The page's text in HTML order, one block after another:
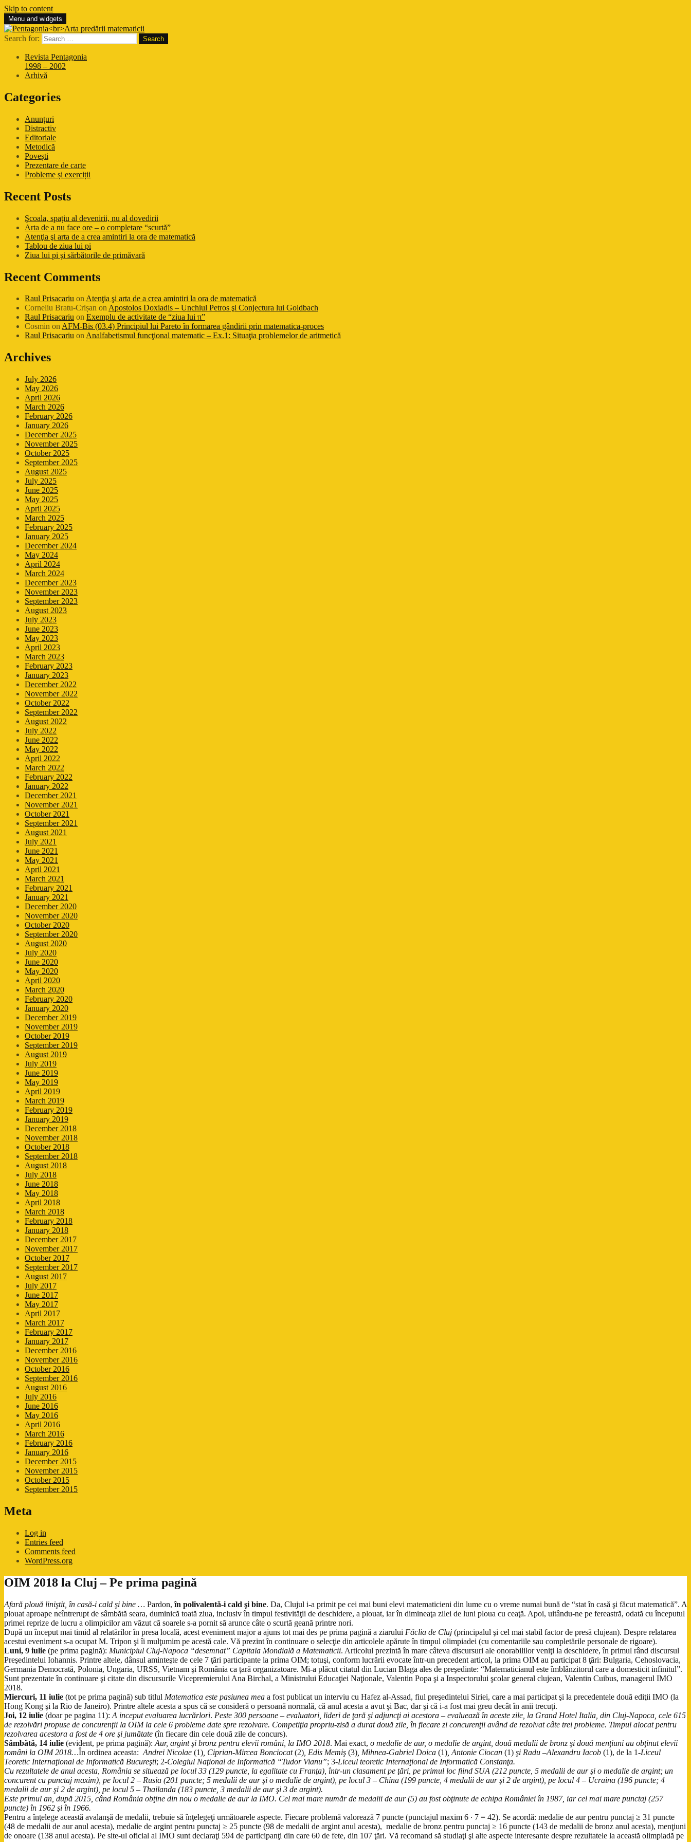
Skip to content
Pentagonia
Arta predării matematicii
Menu and widgets
Search for:
Revista Pentagonia
1998 – 2002
Arhivă
Categories
Anunțuri
Distractiv
Editoriale
Metodică
Povești
Prezentare de carte
Probleme și exerciții
Recent Posts
Şcoala, spațiu al devenirii, nu al dovedirii
Arta de a nu face ore – o completare “scurtă”
Atenţia şi arta de a crea amintiri la ora de matematică
Tablou de ziua lui pi
Ziua lui pi şi sărbătorile de primăvară
Recent Comments
Raul Prisacariu onAtenţia şi arta de a crea amintiri la ora de matematică
Corneliu Bratu-Crișan onApostolos Doxiadis – Unchiul Petros şi Conjectura lui Goldbach
Raul Prisacariu on Exemplu de activitate de “ziua lui π”
Cosmin onAFM-Bis (03.4) Principiul lui Pareto în formarea gândirii prin matematica-proces
Raul Prisacariu onAnalfabetismul funcţional matematic – Ex.1: Situaţia problemelor de aritmetică
Archives
July 2026
May 2026
April 2026
March 2026
February 2026
January 2026
December 2025
November 2025
October 2025
September 2025
August 2025
July 2025
June 2025
May 2025
April 2025
March 2025
February 2025
January 2025
December 2024
May 2024
April 2024
March 2024
December 2023
November 2023
September 2023
August 2023
July 2023
June 2023
May 2023
April 2023
March 2023
February 2023
January 2023
December 2022
November 2022
October 2022
September 2022
August 2022
July 2022
June 2022
May 2022
April 2022
March 2022
February 2022
January 2022
December 2021
November 2021
October 2021
September 2021
August 2021
July 2021
June 2021
May 2021
April 2021
March 2021
February 2021
January 2021
December 2020
November 2020
October 2020
September 2020
August 2020
July 2020
June 2020
May 2020
April 2020
March 2020
February 2020
January 2020
December 2019
November 2019
October 2019
September 2019
August 2019
July 2019
June 2019
May 2019
April 2019
March 2019
February 2019
January 2019
December 2018
November 2018
October 2018
September 2018
August 2018
July 2018
June 2018
May 2018
April 2018
March 2018
February 2018
January 2018
December 2017
November 2017
October 2017
September 2017
August 2017
July 2017
June 2017
May 2017
April 2017
March 2017
February 2017
January 2017
December 2016
November 2016
October 2016
September 2016
August 2016
July 2016
June 2016
May 2016
April 2016
March 2016
February 2016
January 2016
December 2015
November 2015
October 2015
September 2015
Meta
Log in
Entries feed
Comments feed
WordPress.org
OIM 2018 la Cluj – Pe prima pagină
Afară plouă liniştit, în casă-i cald şi bine … Pardon,în polivalentă-i cald şi bine. Da, Clujul i-a primit pe cei mai buni elevi matematicieni din lume cu o vreme numai bună de “stat în casă şi făcut matematică”. A
plouat aproape neîntrerupt de sâmbătă seara, duminică toată ziua, inclusiv în timpul festivităţii de deschidere, a plouat, iar în dimineaţa zilei de luni ploua cu ceaţă. Apoi, uitându-ne pe fereastră, odată cu începutul
primei reprize de lucru a olimpicilor am văzut că soarele s-a pornit să arunce câte o scurtă geană printre nori.
După un început mai timid al relatărilor în presa locală, acest eveniment major a ajuns tot mai des pe prima pagină a ziarului Făclia de Cluj (principalul şi cel mai stabil factor de presă clujean). Despre relatarea
acestui eveniment s-a ocupat M. Tripon şi îi mulţumim pe acestă cale. Vă prezint în continuare o selecţie din articolele apărute în timpul olimpiadei (cu comentariile sau completările personale de rigoare).
Luni, 9 iulie (pe prima pagină): Municipiul Cluj-Napoca “desemnat” Capitala Mondială a Matematicii. Articolul prezintă în mare câteva discursuri ale onorabililor veniţi la deschidere, în primul rând discursul
Preşedintelui Iohannis. Printre altele, dânsul aminteşte de cele 7 ţări participante la prima OIM; totuşi, conform lucrării evocate într-un precedent articol, la prima OIM au participat 8 ţări: Bulgaria, Cehoslovacia,
Germania Democrată, Polonia, Ungaria, URSS, Vietnam şi România ca ţară organizatoare. Mi-a plăcut citatul din Lucian Blaga ales de preşedinte: “Matematicianul este îmblânzitorul care a domesticit infinitul”.
Sunt prezentate în continuare şi citate din discursurile Vicepremierului Ana Birchal, a Ministrului Educaţiei Naţionale, Valentin Popa şi a Inspectorului şcolar general clujean, Valentin Cuibus, managerul IMO
2018.
Miercuri, 11 iulie (tot pe prima pagină) sub titlul Matematica este pasiunea mea a fost publicat un interviu cu Hafez al-Assad, fiul preşedintelui Siriei, care a mai participat şi la precedentele două ediţii IMO (la
Hong Kong şi la Rio de Janeiro). Printre altele acesta a spus că se consideră o persoană normală, că anul acesta a avut şi Bac, dar şi că i-a fost mai greu decât în anii trecuţi.
Joi, 12 iulie (doar pe pagina 11): A inceput evaluarea lucrărlori. Peste 300 persoane – evaluatori, lideri de ţară şi adjuncţi ai acestora – evaluează în aceste zile, la Grand Hotel Italia, din Cluj-Napoca, cele 615
de rezolvări propuse de concurenţii la OIM la cele 6 probleme date spre rezolvare. Competiţia propriu-zisă a durat două zile, în fiecare zi concurenţii având de rezolvat câte trei probleme. Timpul alocat pentru
rezolvarea acestora a fost de 4 ore şi jumătate (în fiecare din cele două zile de concurs).
Sâmbătă, 14 iulie (evident, pe prima pagină): Aur, argint şi bronz pentru elevii români, la IMO 2018. Mai exact, o medalie de aur, o medalie de argint, două medalii de bronz şi două menţiuni au obţinut elevii
români la OIM 2018…În ordinea aceasta: Andrei Nicolae (1) , Ciprian-Mircea Bonciocat(2) , Edis Memiş (3) , Mihnea-Gabriel Doica (1) , Antonie Ciocan (1) şi Radu –Alexandru Iacob (1), de la 1-Liceul
Teoretic Internaţional de Informatică Bucureşti; 2-Colegiul Naţional de Informatică “Tudor Vianu”; 3-Liceul teoretic Internaţional de Informatică Constanţa.
Cu rezultatele de anul acesta, România se situează pe locul 33 (129 puncte, la egalitate cu Franţa), într-un clasament pe ţări, pe primul loc fiind SUA (212 puncte, 5 medalii de aur şi o medalie de argint; un
concurent cu punctaj maxim), pe locul 2 – Rusia (201 puncte; 5 medalii de aur şi o medalie de argint), pe locul 3 – China (199 puncte, 4 medalii de aur şi 2 de argint), pe locul 4 – Ucraina (196 puncte; 4
medalii de aur şi 2 de argint), pe locul 5 – Thailanda (183 puncte, 3 medalii de aur şi 3 de argint).
Este primul an, după 2015, când România obţine din nou o medalie de aur la IMO. Cel mai mare număr de medalii de aur (5) au fost obţinute de echipa României în 1987, iar cel mai mare punctaj (257
puncte) în 1962 şi în 1966.
Pentru a înţelege această avalanşă de medalii, trebuie să înţelegeţi următoarele aspecte. Fiecare problemă valorează 7 puncte (punctajul maxim 6 ∙ 7 = 42). Se acordă: medalie de aur pentru punctaj ≥ 31 puncte
(48 de medalii de aur anul acesta), medalie de argint pentru punctaj ≥ 25 puncte (98 de medalii de argint anul acesta), medalie de bronz pentru punctaj ≥ 16 puncte (143 de medalii de bronz anul acesta), menţiuni
de onoare (138 anul acesta). Pe site-ul oficial al IMO sunt declaraţi 594 de participanţi din care 60 de fete, din 107 ţări. Vă recomand să studiaţi şi alte aspecte interesante despre rezultatele la această olimpiadă pe